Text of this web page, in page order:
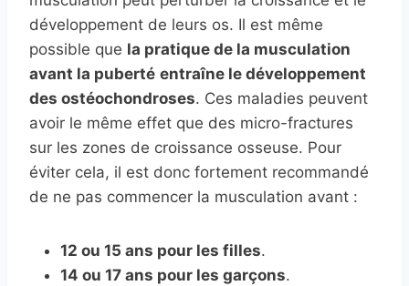
développement de leurs os. Il est même
possible que la pratique de la musculation
avant la puberté entraîne le développement
des ostéochondroses. Ces maladies peuvent
avoir le même effet que des micro-fractures
sur les zones de croissance osseuse. Pour
éviter cela, il est donc fortement recommandé
de ne pas commencer la musculation avant :
12 ou 15 ans pour les filles.
14 ou 17 ans pour les garçons.